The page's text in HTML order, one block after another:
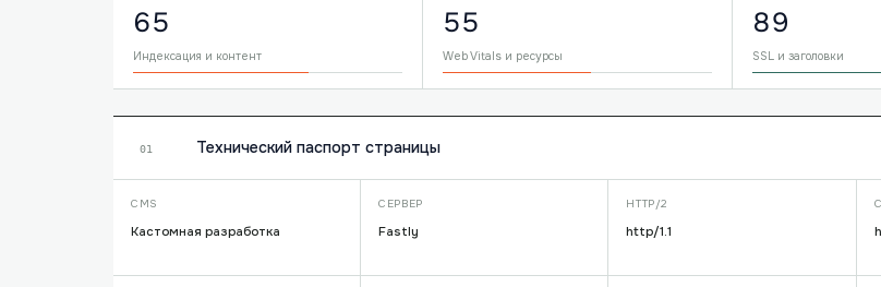
65
Индексация и контент
55
Web Vitals и ресурсы
89
SSL и заголовки
01 Технический паспорт страницы
CMS
Кастомная разработка
СЕРВЕР
Fastly
HTTP/2
http/1.1